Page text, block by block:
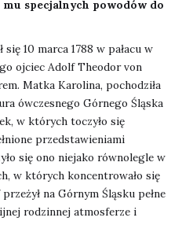
specjalnych powodów do
10 marca 1788 w pałacu w
ojciec Adolf Theodor von
Matka Karolina, pochodziła
ówczesnego Górnego Śląska
w których toczyło się
przedstawieniami
się ono niejako równolegle w
w których koncentrowało się
na Górnym Śląsku pełne
rodzinnej atmosferze i